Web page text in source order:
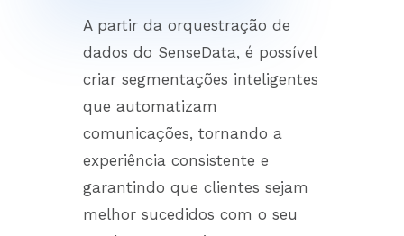
A partir da orquestração de
dados do SenseData, é possível
criar segmentações inteligentes
que automatizam
comunicações, tornando a
experiência consistente e
garantindo que clientes sejam
melhor sucedidos com o seu